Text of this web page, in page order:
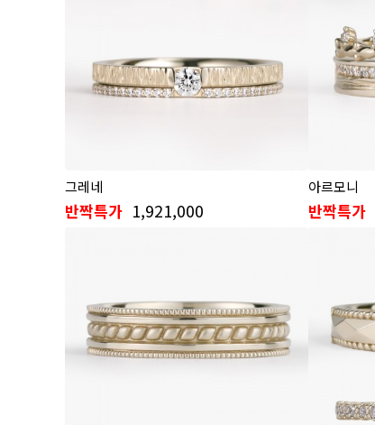
그레네
반짝특가 1,921,000
아르모니
반짝특가